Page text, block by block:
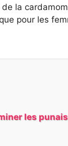
la
pour les
les